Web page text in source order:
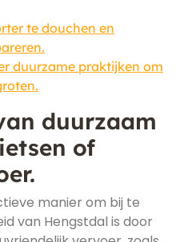
te douchen en
duurzame praktijken om
duurzaam
of
manier om bij te
van Hengstdal is door